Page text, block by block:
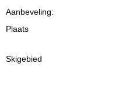
Aanbeveling:
Plaats
Skigebied